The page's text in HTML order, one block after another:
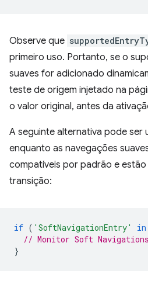
Observe que
primeiro uso. Portanto, se o
suaves for adicionado
teste de origem injetado na
o valor original, antes da
A seguinte alternativa pode ser
enquanto as navegações
compatíveis por padrão e
transição:
if ( 'SoftNavigationEntry' in
// Monitor Soft Navigations
}